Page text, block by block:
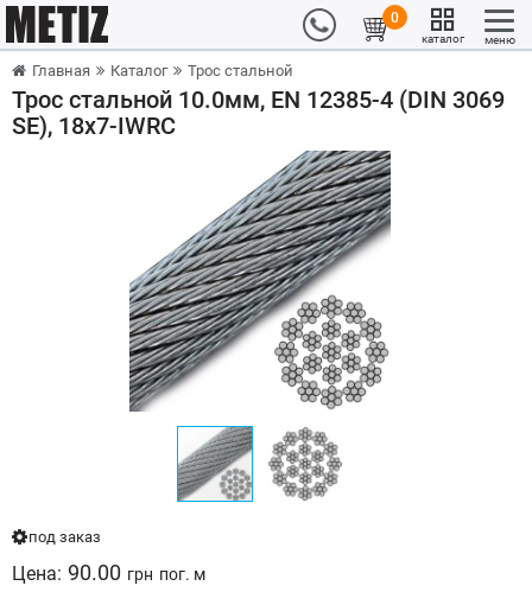
0
каталог меню
Главная Каталог Трос стальной
Трос стальной 10.0мм, EN 12385-4 (DIN 3069
SE), 18x7-IWRC
под заказ
Цена: 90.00 грн пог. м